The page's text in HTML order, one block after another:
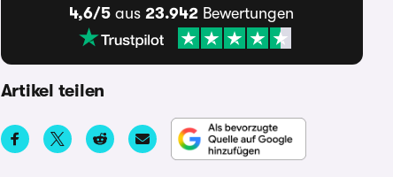
4,6/5 aus23.942 Bewertungen
Artikel teilen